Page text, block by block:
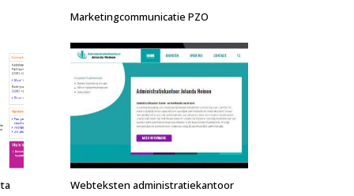
Marketingcommunicatie PZO
Webteksten administratiekantoor